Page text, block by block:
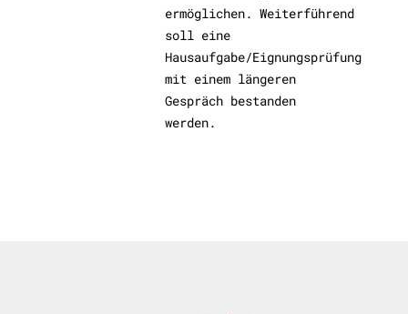
ermöglichen. Weiterführend
soll eine
Hausaufgabe/Eignungsprüfung
mit einem längeren
Gespräch bestanden
werden.